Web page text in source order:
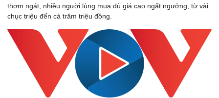
thơm ngát, nhiều người lùng mua dù giá cao ngất ngưởng, từ vài
chục triệu đến cả trăm triệu đồng.